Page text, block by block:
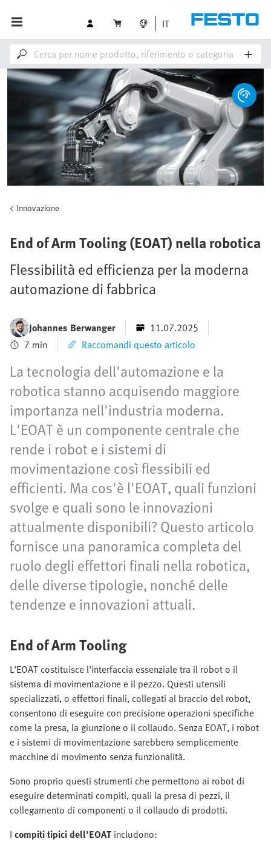
IT
Innovazione
End of Arm Tooling (EOAT) nella robotica
Flessibilità ed efficienza per la moderna
automazione di fabbrica
Johannes Berwanger
11.07.2025
7 min
Raccomandi questo articolo
La tecnologia dell'automazione e la
robotica stanno acquisendo maggiore
importanza nell'industria moderna.
L'EOAT è un componente centrale che
rende i robot e i sistemi di
movimentazione così flessibili ed
efficienti. Ma cos'è l'EOAT, quali funzioni
svolge e quali sono le innovazioni
attualmente disponibili? Questo articolo
fornisce una panoramica completa del
ruolo degli effettori finali nella robotica,
delle diverse tipologie, nonché delle
tendenze e innovazioni attuali.
End of Arm Tooling
L'EOAT costituisce l'interfaccia essenziale tra il robot o il
sistema di movimentazione e il pezzo. Questi utensili
specializzati, o effettori finali, collegati al braccio del robot,
consentono di eseguire con precisione operazioni specifiche
come la presa, la giunzione o il collaudo. Senza EOAT, i robot
e i sistemi di movimentazione sarebbero semplicemente
macchine di movimento senza funzionalità.
Sono proprio questi strumenti che permettono ai robot di
eseguire determinati compiti, quali la presa di pezzi, il
collegamento di componenti o il collaudo di prodotti.
I compiti tipici dell'EOATincludono: